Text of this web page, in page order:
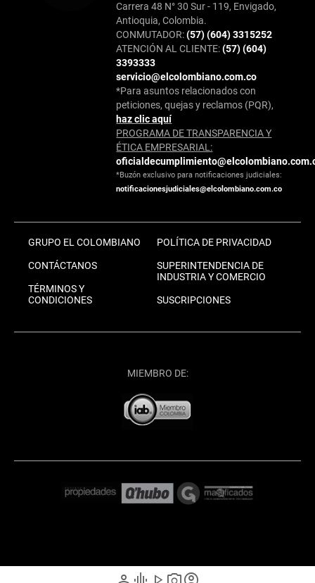
Carrera 48 N° 30 Sur - 119, Envigado,
Antioquia, Colombia.
CONMUTADOR:(57) (604) 3315252
ATENCIÓN AL CLIENTE:(57) (604)
3393333
servicio@elcolombiano.com.co
*Para asuntos relacionados con
peticiones, quejas y reclamos (PQR),
haz clic aquí
PROGRAMA DE TRANSPARENCIA Y
ÉTICA EMPRESARIAL:
*Buzón exclusivo para notificaciones judiciales:
notificacionesjudiciales@elcolombiano.com.co
GRUPO EL COLOMBIANO
CONTÁCTANOS
TÉRMINOS Y
CONDICIONES
POLÍTICA DE PRIVACIDAD
SUPERINTENDENCIA DE
INDUSTRIA Y COMERCIO
SUSCRIPCIONES
MIEMBRO DE: